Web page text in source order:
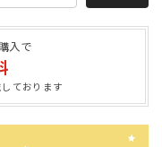
入で
ております